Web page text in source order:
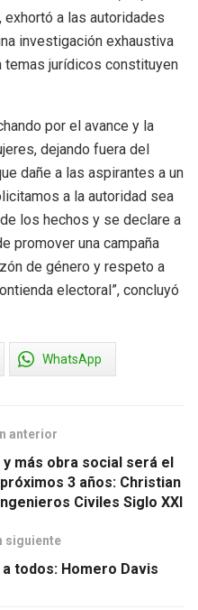
exhortó a las autoridades
investigación exhaustiva
temas jurídicos constituyen
por el avance y la
dejando fuera del
dañe a las aspirantes a un
a la autoridad sea
los hechos y se declare a
promover una campaña
de género y respeto a
electoral”, concluyó
WhatsApp
anterior
más obra social será el
3 años: Christian
Civiles Siglo XXI
siguiente
todos: Homero Davis